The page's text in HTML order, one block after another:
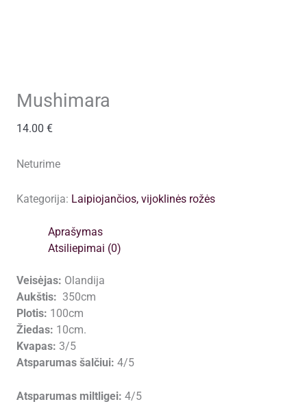
Mushimara
14.00 €
Neturime
Kategorija: Laipiojančios, vijoklinės rožės
Aprašymas
Atsiliepimai (0)
Veisėjas: Olandija
Aukštis: 350cm
Plotis: 100cm
Žiedas: 10cm.
Kvapas: 3/5
Atsparumas šalčiui: 4/5
Atsparumas miltligei: 4/5